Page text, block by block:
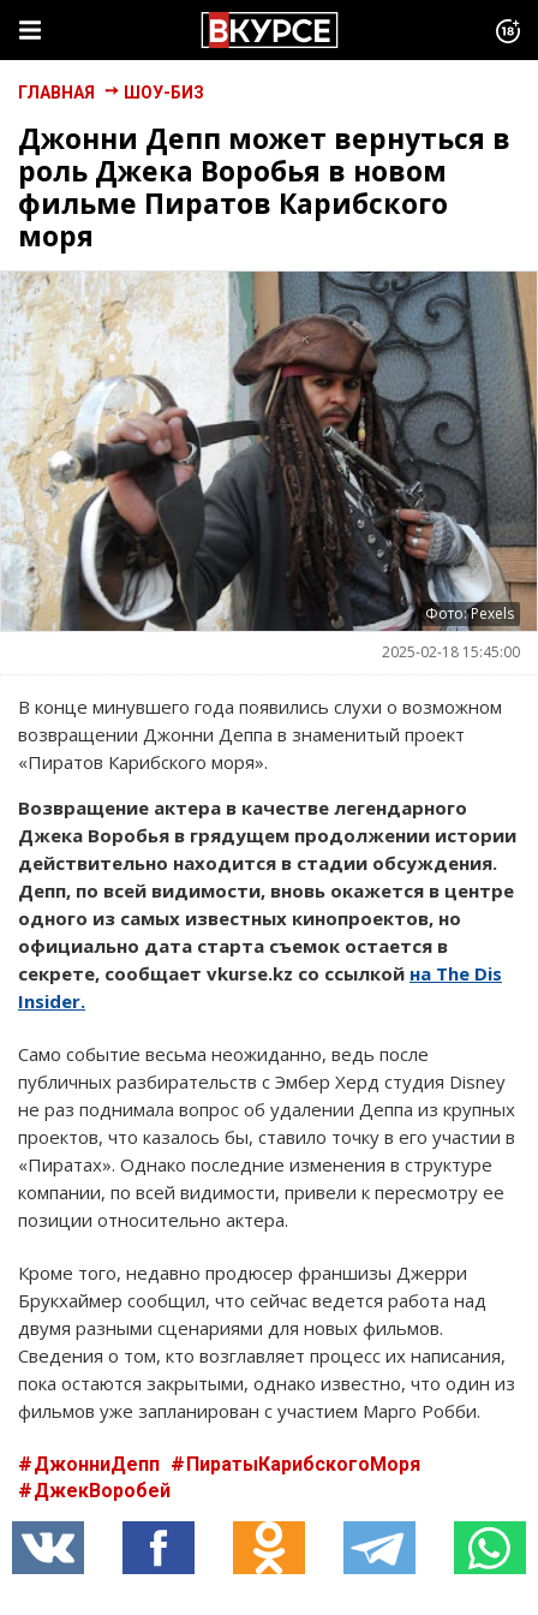
ГЛАВНАЯ ШОУ-БИЗ
Джонни Депп может вернуться в
роль Джека Воробья в новом
фильме Пиратов Карибского
моря
Фото: Pexels
2025-02-18 15:45:00
В конце минувшего года появились слухи о возможном
возвращении Джонни Деппа в знаменитый проект
«Пиратов Карибского моря».
Возвращение актера в качестве легендарного
Джека Воробья в грядущем продолжении истории
действительно находится в стадии обсуждения.
Депп, по всей видимости, вновь окажется в центре
одного из самых известных кинопроектов, но
официально дата старта съемок остается в
секрете, сообщает vkurse.kz со ссылкой на The Dis
Insider.
Само событие весьма неожиданно, ведь после
публичных разбирательств с Эмбер Херд студия Disney
не раз поднимала вопрос об удалении Деппа из крупных
проектов, что казалось бы, ставило точку в его участии в
«Пиратах». Однако последние изменения в структуре
компании, по всей видимости, привели к пересмотру ее
позиции относительно актера.
Кроме того, недавно продюсер франшизы Джерри
Брукхаймер сообщил, что сейчас ведется работа над
двумя разными сценариями для новых фильмов.
Сведения о том, кто возглавляет процесс их написания,
пока остаются закрытыми, однако известно, что один из
фильмов уже запланирован с участием Марго Робби.
ДжонниДепп
ПиратыКарибскогоМоря
ДжекВоробей